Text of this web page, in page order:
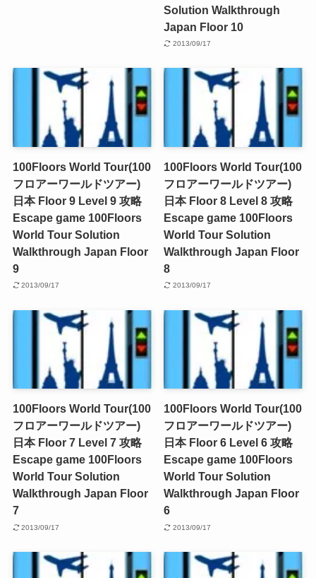
Solution Walkthrough
Japan Floor 10
2013/09/17
100Floors World Tour(100
フロアーワールドツアー)
日本 Floor 9 Level 9 攻略
Escape game 100Floors
World Tour Solution
Walkthrough Japan Floor
9
2013/09/17
100Floors World Tour(100
フロアーワールドツアー)
日本 Floor 8 Level 8 攻略
Escape game 100Floors
World Tour Solution
Walkthrough Japan Floor
8
2013/09/17
100Floors World Tour(100
フロアーワールドツアー)
日本 Floor 7 Level 7 攻略
Escape game 100Floors
World Tour Solution
Walkthrough Japan Floor
7
2013/09/17
100Floors World Tour(100
フロアーワールドツアー)
日本 Floor 6 Level 6 攻略
Escape game 100Floors
World Tour Solution
Walkthrough Japan Floor
6
2013/09/17